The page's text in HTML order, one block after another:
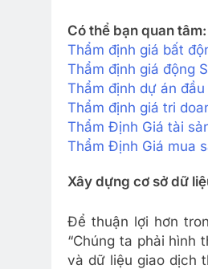
Có thể bạn quan tâm:
Thẩm định giá bất
Thẩm định giá động
Thẩm định dự án
Thẩm định giá tri
Thẩm Định Giá tài
Thẩm Định Giá mua
Xây dựng cơ sở dữ
Để thuận lợi hơn
“Chúng ta phải hình
và dữ liệu giao dịch